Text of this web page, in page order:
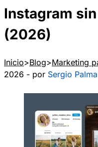
Instagram
(2026)
Inicio Blog Marketing
2026 - por Sergio Palma